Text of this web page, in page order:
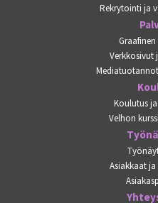
Rekrytointi ja
Verkkosivut
Koulutus
Velhon
Asiakkaat